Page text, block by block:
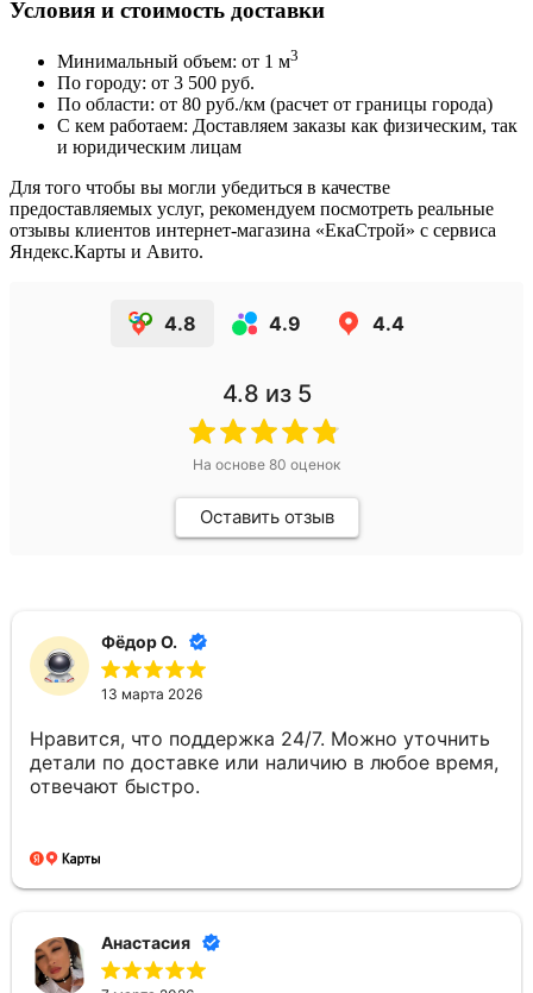
Условия и стоимость доставки
Минимальный объем: от 1 м3
По городу: от 3 500 руб.
По области: от 80 руб./км (расчет от границы города)
С кем работаем: Доставляем заказы как физическим, так
и юридическим лицам
Для того чтобы вы могли убедиться в качестве
предоставляемых услуг, рекомендуем посмотреть реальные
отзывы клиентов интернет-магазина «ЕкаСтрой» с сервиса
Яндекс.Карты и Авито.
4.8 4.9 4.4
4.8 из 5
На основе 80 оценок
Оставить отзыв
Фёдор О.
13 марта 2026
Нравится, что поддержка 24/7. Можно уточнить
детали по доставке или наличию в любое время,
отвечают быстро.
Анастасия